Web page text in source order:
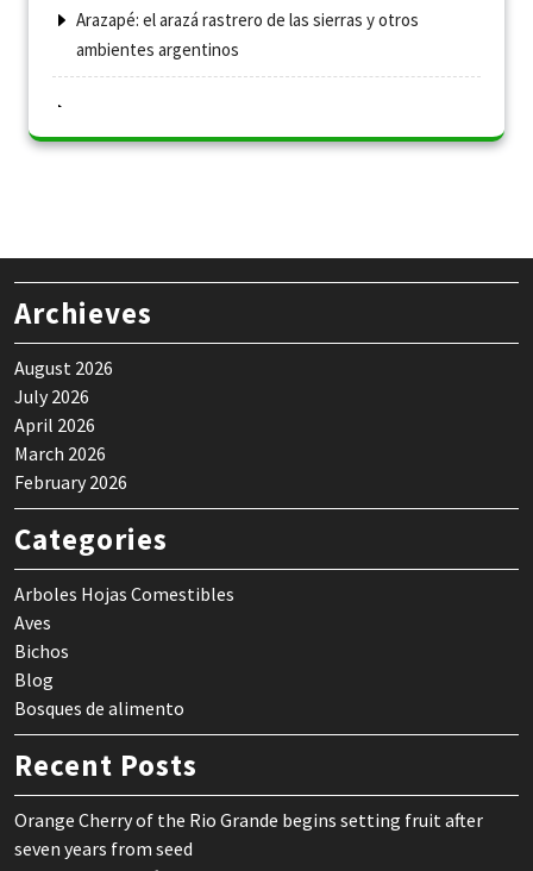
Arazapé: el arazá rastrero de las sierras y otros
ambientes argentinos
Archieves
August 2026
July 2026
April 2026
March 2026
February 2026
Categories
Arboles Hojas Comestibles
Aves
Bichos
Blog
Bosques de alimento
Recent Posts
Orange Cherry of the Rio Grande begins setting fruit after
seven years from seed